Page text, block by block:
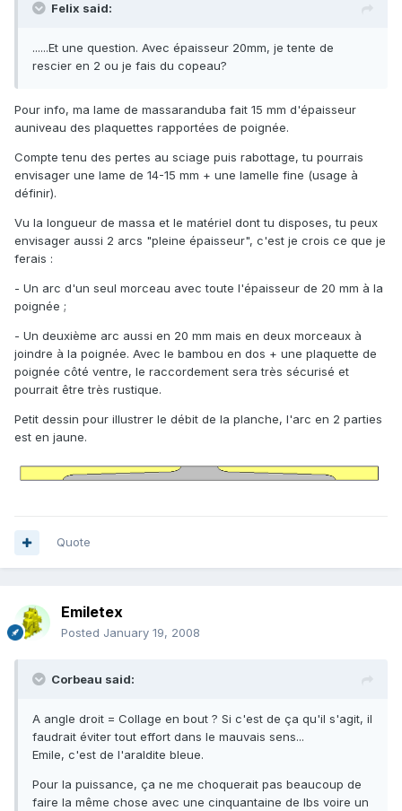
Felix said:
......Et une question. Avec épaisseur 20mm, je tente de
rescier en 2 ou je fais du copeau?
Pour info, ma lame de massaranduba fait 15 mm d'épaisseur
auniveau des plaquettes rapportées de poignée.
Compte tenu des pertes au sciage puis rabottage, tu pourrais
envisager une lame de 14-15 mm + une lamelle fine (usage à
définir).
Vu la longueur de massa et le matériel dont tu disposes, tu peux
envisager aussi 2 arcs "pleine épaisseur", c'est je crois ce que je
ferais :
- Un arc d'un seul morceau avec toute l'épaisseur de 20 mm à la
poignée ;
- Un deuxième arc aussi en 20 mm mais en deux morceaux à
joindre à la poignée. Avec le bambou en dos + une plaquette de
poignée côté ventre, le raccordement sera très sécurisé et
pourrait être très rustique.
Petit dessin pour illustrer le débit de la planche, l'arc en 2 parties
est en jaune.
Quote
Emiletex
Posted January 19, 2008
Corbeau said:
A angle droit = Collage en bout ? Si c'est de ça qu'il s'agit, il
faudrait éviter tout effort dans le mauvais sens...
Emile, c'est de l'araldite bleue.
Pour la puissance, ça ne me choquerait pas beaucoup de
faire la même chose avec une cinquantaine de lbs voire un